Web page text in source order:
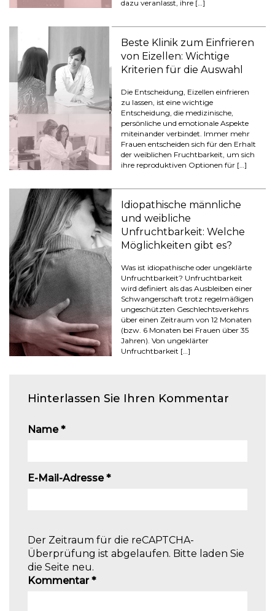
dazu veranlasst, ihre […]
Beste Klinik zum Einfrieren
von Eizellen: Wichtige
Kriterien für die Auswahl
Die Entscheidung, Eizellen einfrieren
zu lassen, ist eine wichtige
Entscheidung, die medizinische,
persönliche und emotionale Aspekte
miteinander verbindet. Immer mehr
Frauen entscheiden sich für den Erhalt
der weiblichen Fruchtbarkeit, um sich
ihre reproduktiven Optionen für […]
Idiopathische männliche
und weibliche
Unfruchtbarkeit: Welche
Möglichkeiten gibt es?
Was ist idiopathische oder ungeklärte
Unfruchtbarkeit? Unfruchtbarkeit
wird definiert als das Ausbleiben einer
Schwangerschaft trotz regelmäßigen
ungeschützten Geschlechtsverkehrs
über einen Zeitraum von 12 Monaten
(bzw. 6 Monaten bei Frauen über 35
Jahren). Von ungeklärter
Unfruchtbarkeit […]
Hinterlassen Sie Ihren Kommentar
Name*
E-Mail-Adresse*
Der Zeitraum für die reCAPTCHA-
Überprüfung ist abgelaufen. Bitte laden Sie
die Seite neu.
Kommentar*